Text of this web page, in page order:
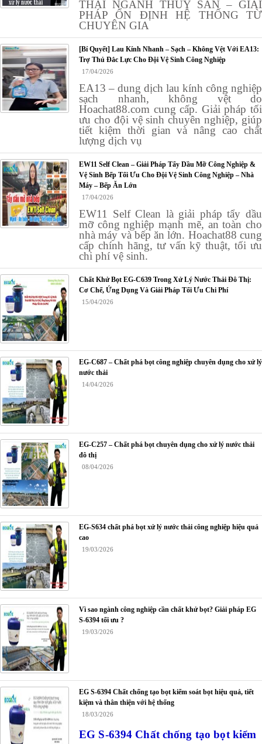
THẢI NGÀNH THỦY SẢN – GIẢI
PHÁP ỔN ĐỊNH HỆ THỐNG TỪ
CHUYÊN GIA
[Bí Quyết] Lau Kính Nhanh – Sạch – Không Vệt Với EA13:
Trợ Thủ Đắc Lực Cho Đội Vệ Sinh Công Nghiệp
17/04/2026
EA13 – dung dịch lau kính công nghiệp
sạch nhanh, không vệt do
Hoachat88.com cung cấp. Giải pháp tối
ưu cho đội vệ sinh chuyên nghiệp, giúp
tiết kiệm thời gian và nâng cao chất
lượng dịch vụ
EW11 Self Clean – Giải Pháp Tẩy Dầu Mỡ Công Nghiệp &
Vệ Sinh Bếp Tối Ưu Cho Đội Vệ Sinh Công Nghiệp – Nhà
Máy – Bếp Ăn Lớn
17/04/2026
EW11 Self Clean là giải pháp tẩy dầu
mỡ công nghiệp mạnh mẽ, an toàn cho
nhà máy và bếp ăn lớn. Hoachat88 cung
cấp chính hãng, tư vấn kỹ thuật, tối ưu
chi phí vệ sinh.
Chất Khử Bọt EG-C639 Trong Xử Lý Nước Thải Đô Thị:
Cơ Chế, Ứng Dụng Và Giải Pháp Tối Ưu Chi Phí
15/04/2026
EG-C687 – Chất phá bọt công nghiệp chuyên dụng cho xử lý
nước thải
14/04/2026
EG-C257 – Chất phá bọt chuyên dụng cho xử lý nước thải
đô thị
08/04/2026
EG-S634 chất phá bọt xử lý nước thải công nghiệp hiệu quả
cao
19/03/2026
Vì sao ngành công nghiệp cần chất khử bọt? Giải pháp EG
S-6394 tối ưu ?
19/03/2026
EG S-6394 Chất chống tạo bọt kiểm soát bọt hiệu quả, tiết
kiệm và thân thiện với hệ thống
18/03/2026
EG S-6394 Chất chống tạo bọt kiểm